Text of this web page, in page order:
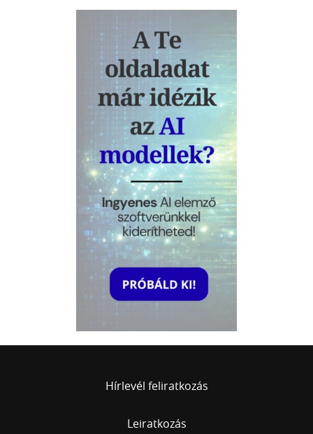
Hírlevél feliratkozás
Leiratkozás